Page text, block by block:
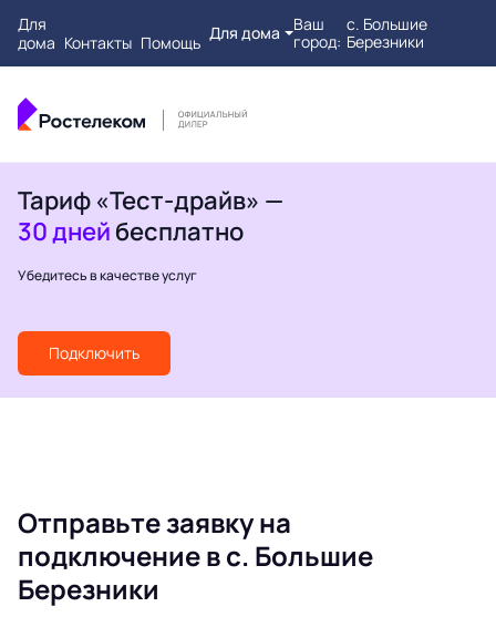
Для
дома Контакты Помощь Для дома
Ваш
город:
с. Большие
Березники
Тариф «Тест-драйв» —
30 дней бесплатно
Убедитесь в качестве услуг
Подключить
Отправьте заявку на
подключение в с. Большие
Березники